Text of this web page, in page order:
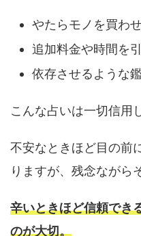
やたらモノを買わ
追加料金や時間を
依存させるような
こんな占いは一切信用
不安なときほど目の前
りますが、残念ながら
辛いときほど信頼でき
のが大切。